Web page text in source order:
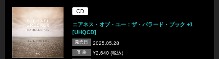
CD
ニアネス・オブ・ユー：ザ・バラード・ブック +1
[UHQCD]
発売日 2025.05.28
価 格 ¥2,640 (税込)